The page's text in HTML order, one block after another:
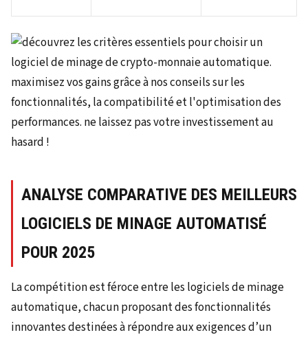
ANALYSE COMPARATIVE DES MEILLEURS
LOGICIELS DE MINAGE AUTOMATISÉ
POUR 2025
La compétition est féroce entre les logiciels de minage
automatique, chacun proposant des fonctionnalités
innovantes destinées à répondre aux exigences d’un